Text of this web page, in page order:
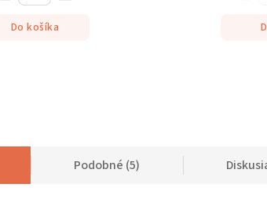
Do košíka
Podobné (5)